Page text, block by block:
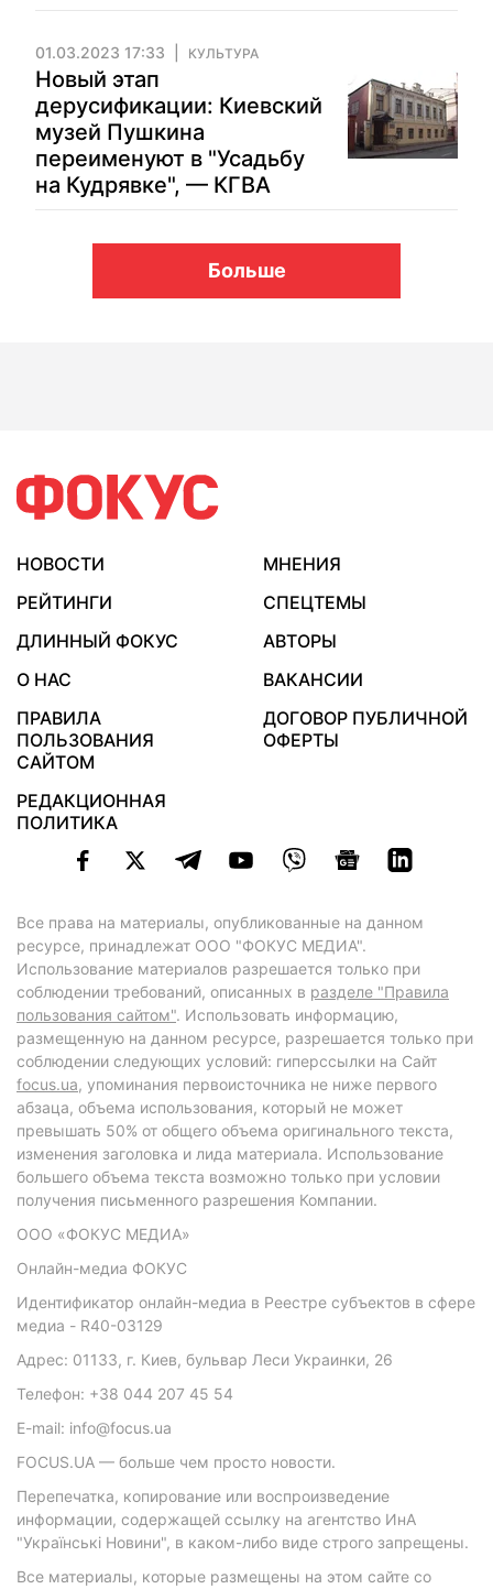
01.03.2023 17:33 КУЛЬТУРА
Новый этап
дерусификации: Киевский
музей Пушкина
переименуют в "Усадьбу
на Кудрявке", — КГВА
Больше
НОВОСТИ
МНЕНИЯ
РЕЙТИНГИ
СПЕЦТЕМЫ
ДЛИННЫЙ ФОКУС
АВТОРЫ
О НАС
ВАКАНСИИ
ПРАВИЛА
ПОЛЬЗОВАНИЯ
САЙТОМ
ДОГОВОР ПУБЛИЧНОЙ
ОФЕРТЫ
РЕДАКЦИОННАЯ
ПОЛИТИКА
Все права на материалы, опубликованные на данном
ресурсе, принадлежат ООО "ФОКУС МЕДИА".
Использование материалов разрешается только при
соблюдении требований, описанных в разделе "Правила
пользования сайтом". Использовать информацию,
размещенную на данном ресурсе, разрешается только при
соблюдении следующих условий: гиперссылки на Сайт
focus.ua, упоминания первоисточника не ниже первого
абзаца, объема использования, который не может
превышать 50% от общего объема оригинального текста,
изменения заголовка и лида материала. Использование
большего объема текста возможно только при условии
получения письменного разрешения Компании.
ООО «ФОКУС МЕДИА»
Онлайн-медиа ФОКУС
Идентификатор онлайн-медиа в Реестре субъектов в сфере
медиа - R40-03129
Адрес: 01133, г. Киев, бульвар Леси Украинки, 26
Телефон: +38 044 207 45 54
E-mail: info@focus.ua
FOCUS.UA — больше чем просто новости.
Перепечатка, копирование или воспроизведение
информации, содержащей ссылку на агентство ИнА
"Українські Новини", в каком-либо виде строго запрещены.
Все материалы, которые размещены на этом сайте со